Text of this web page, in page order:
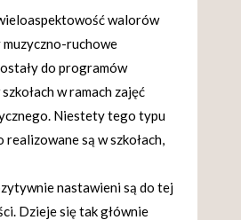
walorów
ruchowe
do programów
w ramach zajęć
Niestety tego typu
realizowane są w szkołach,
nastawieni są do tej
Dzieje się tak głównie